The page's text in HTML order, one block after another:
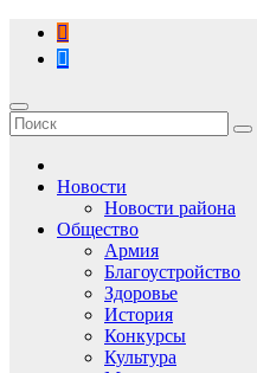
Перейти
содержимому
Новости
Новости района
Общество
Армия
Благоустройство
Здоровье
История
Конкурсы
Культура